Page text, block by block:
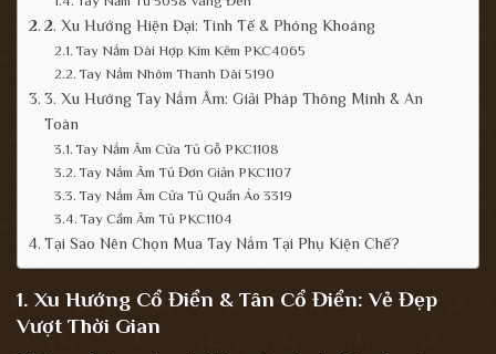
2. Xu Hướng Hiện Đại: Tinh Tế & Phóng Khoáng
Tay Nắm Dài Hợp Kim Kẽm PKC4065
Tay Nắm Nhôm Thanh Dài 5190
3. Xu Hướng Tay Nắm Âm: Giải Pháp Thông Minh & An
Toàn
Tay Nắm Âm Cửa Tủ Gỗ PKC1108
Tay Nắm Âm Tủ Đơn Giản PKC1107
Tay Nắm Âm Cửa Tủ Quần Áo 3319
Tay Cầm Âm Tủ PKC1104
Tại Sao Nên Chọn Mua Tay Nắm Tại Phụ Kiện Chế?
1. Xu Hướng Cổ Điển & Tân Cổ Điển: Vẻ Đẹp
Vượt Thời Gian